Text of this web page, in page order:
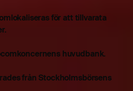
för att tillvarata
huvudbank.
från Stockholmsbörsens